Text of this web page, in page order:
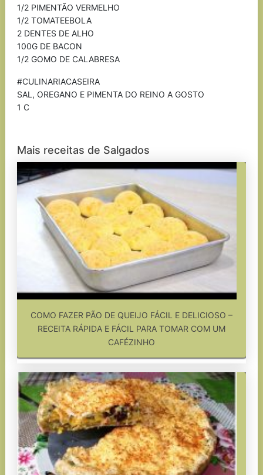
1/2 PIMENTÃO VERMELHO
1/2 TOMATEEBOLA
2 DENTES DE ALHO
100G DE BACON
1/2 GOMO DE CALABRESA
#CULINARIACASEIRA
SAL, OREGANO E PIMENTA DO REINO A GOSTO
1 C
Mais receitas de Salgados
COMO FAZER PÃO DE QUEIJO FÁCIL E DELICIOSO –
RECEITA RÁPIDA E FÁCIL PARA TOMAR COM UM
CAFÉZINHO